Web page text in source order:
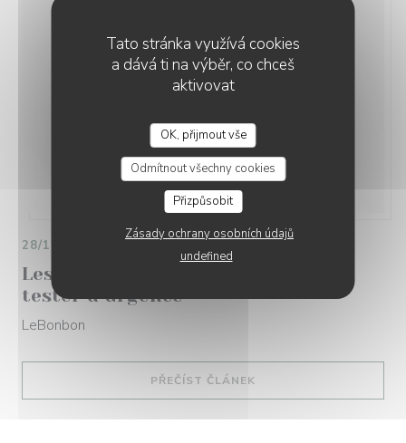
Tato stránka využívá cookies
a dává ti na výběr, co chceš
aktivovat
OK, přijmout vše
Odmítnout všechny cookies
Přizpůsobit
Zásady ochrany osobních údajů
undefined
Les nouvelles tables parisiennes à
tester d urgence
28/12/2021
LeBonbon
PŘEČÍST ČLÁNEK((OTEVŘE SE V NOVÉM